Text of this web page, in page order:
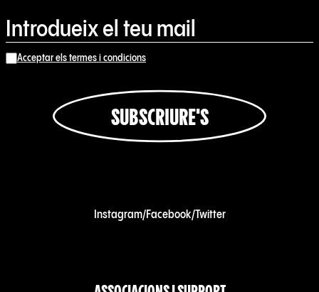
Acceptar els termes i condicions
SUBSCRIURE'S
Instagram/Facebook/Twitter